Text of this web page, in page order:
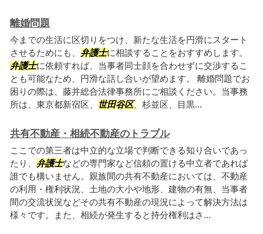
離婚問題
今までの生活に区切りをつけ、新たな生活を円滑にスタート
させるためにも、 弁護士に相談することをおすすめします。
弁護士に依頼すれば、当事者同士顔を合わせずに交渉するこ
とも可能なため、円滑な話し合いが望めます。 離婚問題でお
困りの際は、藤井総合法律事務所にご相談ください。当事務
所は、東京都新宿区、
世田谷区、杉並区、目黒...
共有不動産・相続不動産のトラブル
ここでの第三者は中立的な立場で判断できる知り合いであっ
たり、 弁護士などの専門家など信頼の置ける中立者であれば
誰でも構いません。親族間の共有不動産においては、不動産
の利用・権利状況、土地の大小や地形、建物の有無、当事者
間の交流状況などその共有不動産の現況によって解決方法は
様々です。また、相続が発生すると持分権利はさ...